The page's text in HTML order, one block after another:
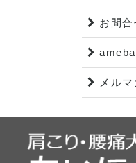
お問合
メル